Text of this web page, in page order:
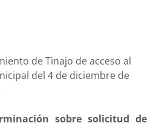
de Tinajo de acceso al
del 4 de diciembre de
sobre solicitud de